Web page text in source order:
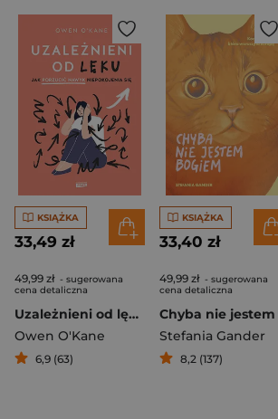
KSIĄŻKA
33,49 zł
49,99 zł - sugerowana
cena detaliczna
Uzależnieni od lęku. Jak porzucić nawyk niepokojenia się
Owen O'Kane
6,9 (63)
KSIĄŻKA
33,40 zł
49,99 zł - sugerowana
cena detaliczna
Stefania Gander
8,2 (137)